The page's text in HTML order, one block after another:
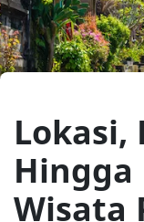
Lokasi,
Hingga
Wisata